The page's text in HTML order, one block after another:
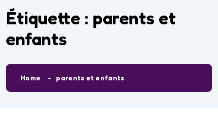
Étiquette : parents et
enfants
Home parents et enfants